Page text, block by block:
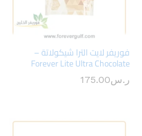
فوريفر لايت الترا شيكولاتة –
Forever Lite Ultra Chocolate
ر.س175.00